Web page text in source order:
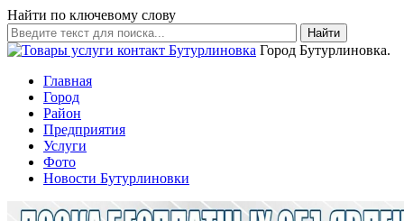
Найти по ключевому слову
Найти
Город Бутурлиновка.
Главная
Город
Район
Предприятия
Услуги
Фото
Новости Бутурлиновки